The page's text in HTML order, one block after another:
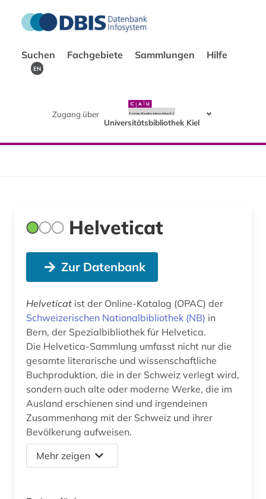
Suchen Fachgebiete Sammlungen Hilfe
EN
Zugang über
Universitätsbibliothek Kiel
Helveticat
Zur Datenbank
Helveticat ist der Online-Katalog (OPAC) der
Schweizerischen Nationalbibliothek (NB) in
Bern, der Spezialbibliothek für Helvetica.
Die Helvetica-Sammlung umfasst nicht nur die
gesamte literarische und wissenschaftliche
Buchproduktion, die in der Schweiz verlegt wird,
sondern auch alte oder moderne Werke, die im
Ausland erschienen sind und irgendeinen
Zusammenhang mit der Schweiz und ihrer
Bevölkerung aufweisen.
Mehr zeigen